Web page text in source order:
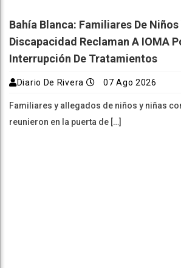
Bahía Blanca: Familiares De Niños
Discapacidad Reclaman A IOMA
Interrupción De Tratamientos
Diario De Rivera 07 Ago 2026
Familiares y allegados de niños y niñas
reunieron en la puerta de […]